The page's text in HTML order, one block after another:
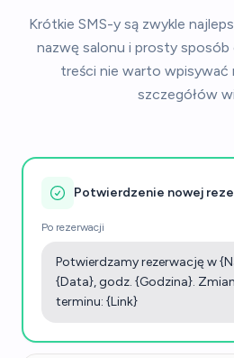
Krótkie SMS-y są zwykle
nazwę salonu i prosty sposób
treści nie warto wpisywać
szczegółów
Potwierdzenie nowej
Po rezerwacji
Potwierdzamy rezerwację w
{Data}, godz. {Godzina}.
terminu: {Link}